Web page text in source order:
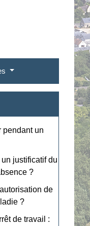
pendant un
justificatif du
?
de
?
de travail :